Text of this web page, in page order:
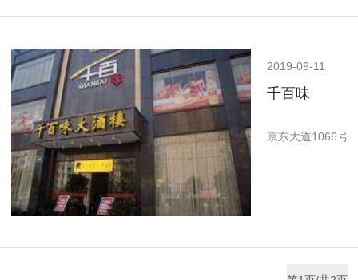
2019-09-11
千百味
京东大道1066号